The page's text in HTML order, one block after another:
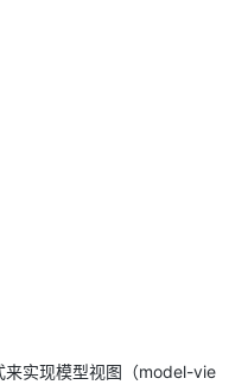
来实现模型视图（model-vie